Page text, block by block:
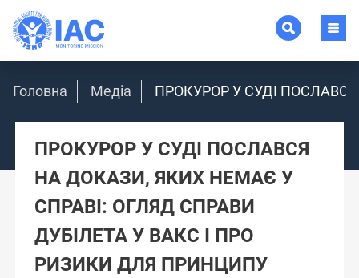
Головна Медіа ПРОКУРОР У СУДІ
ПРОКУРОР У СУДІ ПОСЛАВСЯ
НА ДОКАЗИ, ЯКИХ НЕМАЄ У
СПРАВІ: ОГЛЯД СПРАВИ
ДУБІЛЕТА У ВАКС І ПРО
РИЗИКИ ДЛЯ ПРИНЦИПУ